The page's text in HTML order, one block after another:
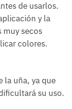
de usarlos.
y la
muy secos
colores.
la uña, ya que
su uso.